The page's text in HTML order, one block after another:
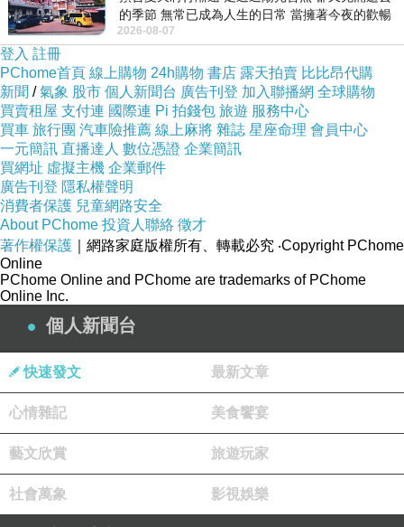
但玩樂設施須另外付費
可以含門票一起買或獨立買
的季節 無常已成為人生的日常 當擁著今夜的歡暢
舒心 轉眼驟成昨日 而明晨 太陽
2026-08-07
登入 註冊
PChome首頁 線上購物 24h購物 書店 露天拍賣 比比昂代購
新聞 /氣象 股市 個人新聞台 廣告刊登 加入聯播網 全球購物
買賣租屋 支付連 國際連 Pi 拍錢包 旅遊 服務中心
買車 旅行團 汽車險推薦 線上麻將 雜誌 星座命理 會員中心
一元簡訊 直播達人 數位憑證 企業簡訊
買網址 虛擬主機 企業郵件
廣告刊登 隱私權聲明
消費者保護 兒童網路安全
About PChome 投資人聯絡 徵才
著作權保護 ｜網路家庭版權所有、轉載必究 ‧Copyright PChome
Online
PChome Online and PChome are trademarks of PChome
Online Inc.
個人新聞台
快速發文 最新文章
心情雜記 美食饗宴
藝文欣賞 旅遊玩家
社會萬象 影視娛樂